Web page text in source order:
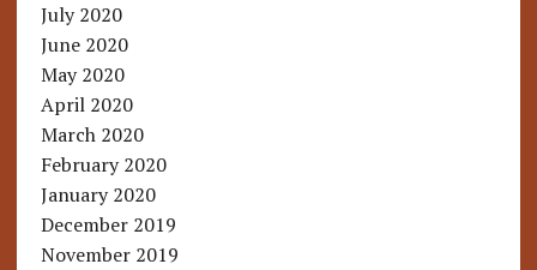
July 2020
June 2020
May 2020
April 2020
March 2020
February 2020
January 2020
December 2019
November 2019